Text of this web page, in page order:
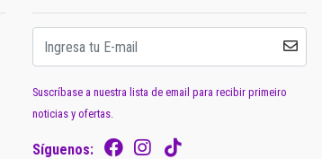
Suscríbase a nuestra lista de email para recibir primeiro
noticias y ofertas.
Síguenos: